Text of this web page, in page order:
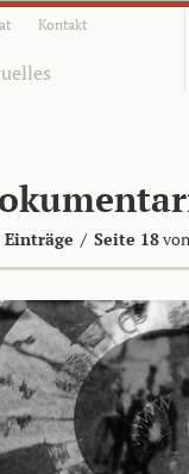
Kontakt
Einträge / Seite 18